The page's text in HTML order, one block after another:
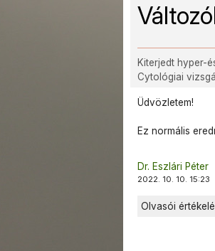
Kiterjedt hyper-
Cytológiai
Üdvözletem!
Ez normális
Dr. Eszlári Péter
2022. 10. 10. 15:23
Olvasói